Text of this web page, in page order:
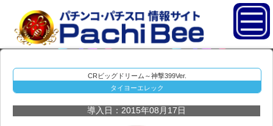
CRビッグドリーム～神撃399Ver.
タイヨーエレック
導入日：2015年08月17日